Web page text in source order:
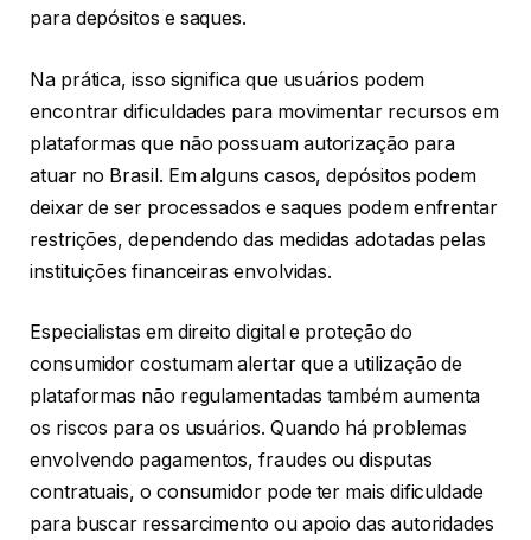
para depósitos e saques.
Na prática, isso significa que usuários podem
encontrar dificuldades para movimentar recursos em
plataformas que não possuam autorização para
atuar no Brasil. Em alguns casos, depósitos podem
deixar de ser processados e saques podem enfrentar
restrições, dependendo das medidas adotadas pelas
instituições financeiras envolvidas.
Especialistas em direito digital e proteção do
consumidor costumam alertar que a utilização de
plataformas não regulamentadas também aumenta
os riscos para os usuários. Quando há problemas
envolvendo pagamentos, fraudes ou disputas
contratuais, o consumidor pode ter mais dificuldade
para buscar ressarcimento ou apoio das autoridades